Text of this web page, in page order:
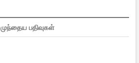
முந்தைய பதிவுகள்